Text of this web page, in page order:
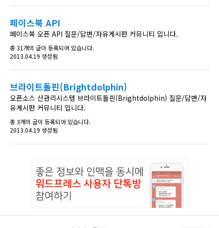
페이스북 API
페이스북 오픈 API 질문/답변/자유게시판 커뮤니티 입니다.
총 31개의 글이 등록되어 있습니다.
2013.04.19 생성됨
브라이트돌핀(Brightdolphin)
오픈소스 산관리시스템 브라이트돌핀(Brightdolphin) 질문/답변/자
유게시판 커뮤니티 입니다.
총 3개의 글이 등록되어 있습니다.
2013.04.19 생성됨